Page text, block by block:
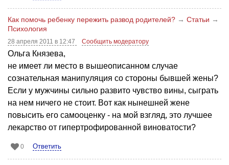
Как помочь ребенку пережить развод родителей? → Статьи →
Психология
28 апреля 2011 в 12:47 Сообщить модератору
Ольга Князева,
не имеет ли место в вышеописанном случае
сознательная манипуляция со стороны бывшей жены?
Если у мужчины сильно развито чувство вины, сыграть
на нем ничего не стоит. Вот как нынешней жене
повысить его самооценку - на мой взгляд, это лучшее
лекарство от гипертрофированной виноватости?
0 Ответить